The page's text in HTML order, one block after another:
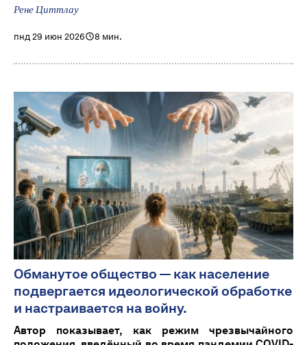
Рене Циттлау
пнд 29 июн 2026 8 мин.
Обманутое общество — как население
подвергается идеологической обработке
и настраивается на войну.
Автор показывает, как режим чрезвычайного